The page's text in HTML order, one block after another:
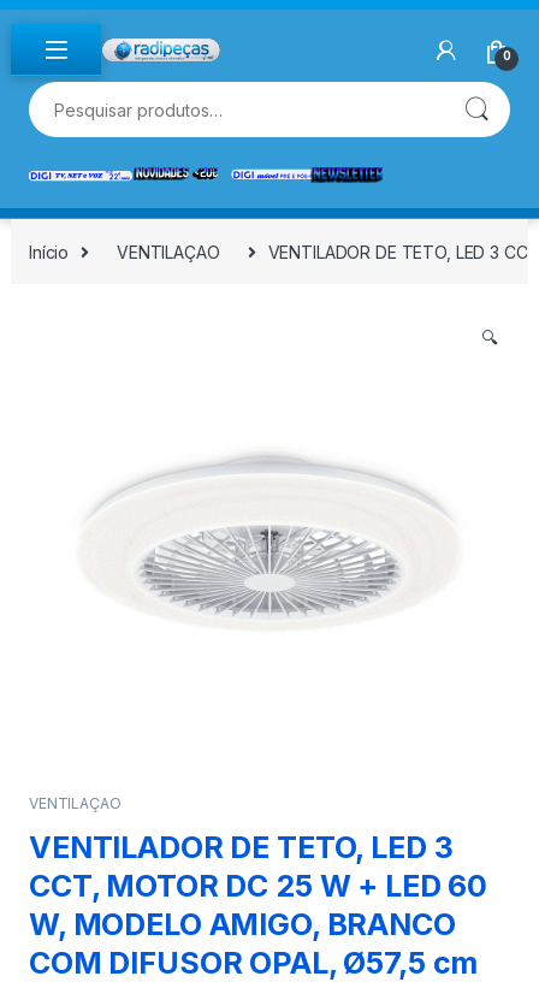
Skip to navigation
Skip to content
0
Pesquisar por:
Início VENTILAÇAO VENTILADOR DE TETO, LED 3
🔍
VENTILAÇAO
VENTILADOR DE TETO, LED 3
CCT, MOTOR DC 25 W + LED 60
W, MODELO AMIGO, BRANCO
COM DIFUSOR OPAL, Ø57,5 cm